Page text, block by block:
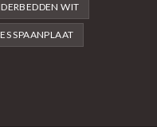
WIT
SPAANPLAAT